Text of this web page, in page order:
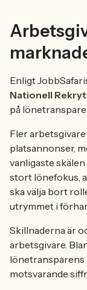
Enligt
Nationell
på
Fler
platsannonser,
vanligaste
stort lönefokus,
ska välja bort
utrymmet i
Skillnaderna är
arbetsgivare.
lönetransparens
motsvarande